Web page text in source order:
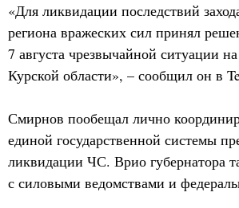
«Для ликвидации последствий
региона вражеских сил принял
7 августа чрезвычайной ситуации
Курской области», – сообщил он в
Смирнов пообещал лично
единой государственной системы
ликвидации ЧС. Врио губернатора
с силовыми ведомствами и